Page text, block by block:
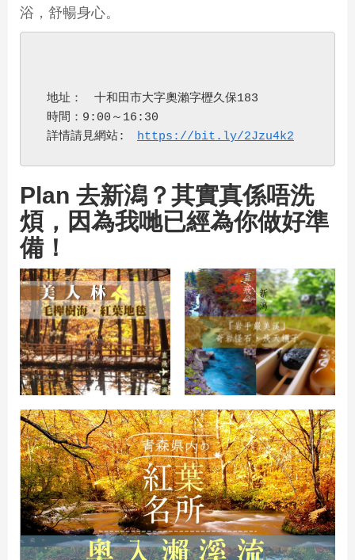
浴，舒暢身心。
地址：　十和田市大字奧瀨字櫪久保183
時間：9:00～16:30
詳情請見網站: https://bit.ly/2Jzu4k2
Plan 去新潟？其實真係唔洗
煩，因為我哋已經為你做好準
備！